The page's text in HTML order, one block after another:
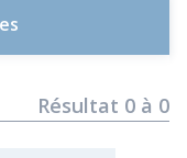
Résultat 0 à 0